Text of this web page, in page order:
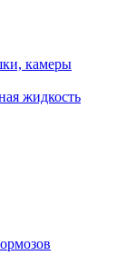
камеры
жидкость